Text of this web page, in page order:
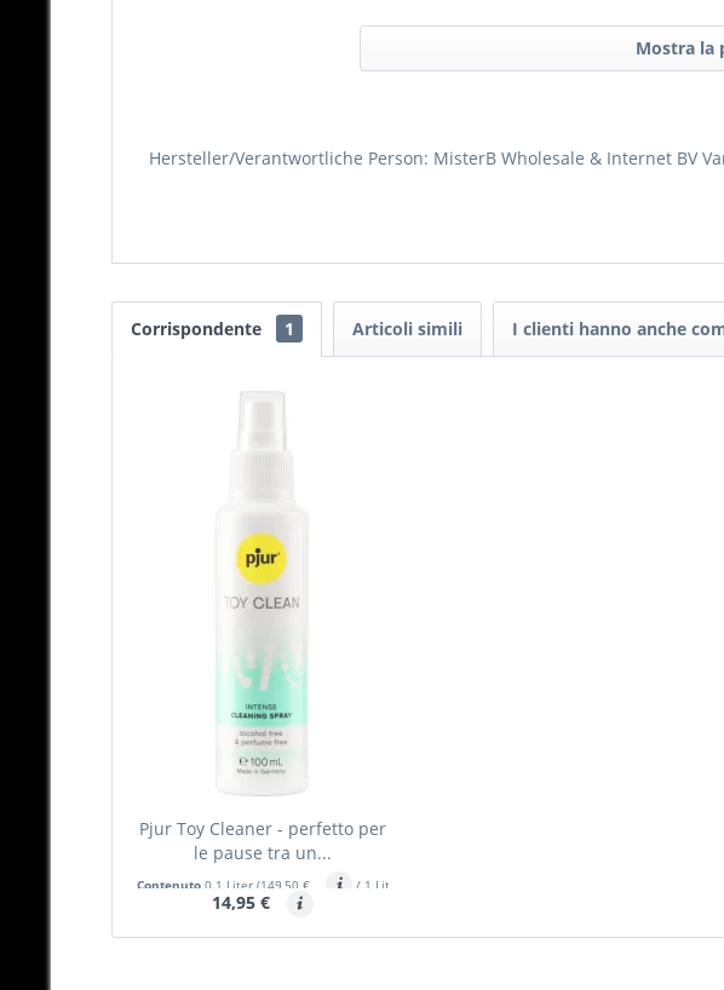
Mostra la
Hersteller/Verantwortliche Person: MisterB Wholesale & Internet BV
Corrispondente 1 Articoli simili I clienti hanno anche
Pjur Toy Cleaner - perfetto per
le pause tra un...
Contenuto 0.1 Liter (149,50 € / 1 Liter)
14,95 €